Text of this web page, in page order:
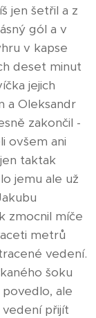
jen šetřil a z
gól a v
v kapse
deset minut
jejich
a Oleksandr
zakončil -
ovšem ani
taktak
jemu ale už
zmocnil míče
metrů
vedení.
šoku
ale
přijít